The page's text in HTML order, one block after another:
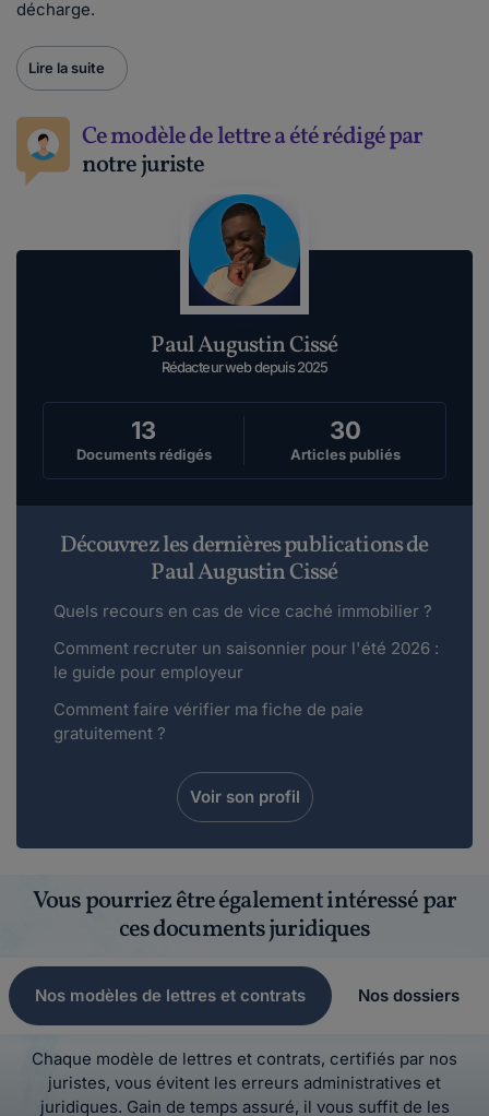
décharge.
Lire la suite
Ce modèle de lettre a été rédigé par
notre juriste
Paul Augustin Cissé
Rédacteur web depuis 2025
13
Documents rédigés
30
Articles publiés
Découvrez les dernières publications de
Paul Augustin Cissé
Quels recours en cas de vice caché immobilier ?
Comment recruter un saisonnier pour l'été 2026 :
le guide pour employeur
Comment faire vérifier ma fiche de paie
gratuitement ?
Voir son profil
Vous pourriez être également intéressé par
ces documents juridiques
Nos modèles de lettres et contrats Nos dossiers
Chaque modèle de lettres et contrats, certifiés par nos
juristes, vous évitent les erreurs administratives et
juridiques. Gain de temps assuré, il vous suffit de les